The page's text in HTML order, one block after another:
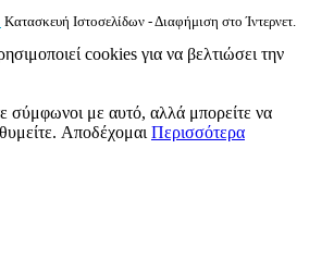
Κατασκευή Ιστοσελίδων - Διαφήμιση στο Ίντερνετ.
cookies για να βελτιώσει την
σύμφωνοι με αυτό, αλλά μπορείτε να
Αποδέχομαι Περισσότερα